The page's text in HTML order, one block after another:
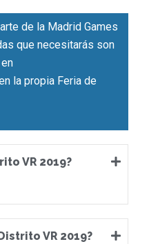
de la Madrid Games
que necesitarás son
la propia Feria de
VR 2019?
VR 2019?